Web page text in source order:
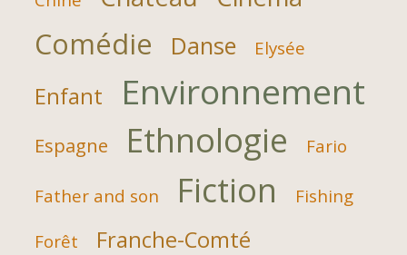
Comédie Danse Elysée
Enfant Environnement
Espagne Ethnologie Fario
Father and son Fiction
Fishing
Forêt
Franche-Comté